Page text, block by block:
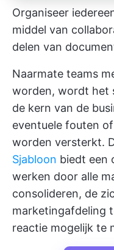
Organiseer
middel van
delen van
Naarmate teams
worden, wordt het
de kern van de
eventuele fouten
worden versterkt.
Sjabloon biedt een
werken door alle
consolideren, de
marketingafdeling
reactie mogelijk te